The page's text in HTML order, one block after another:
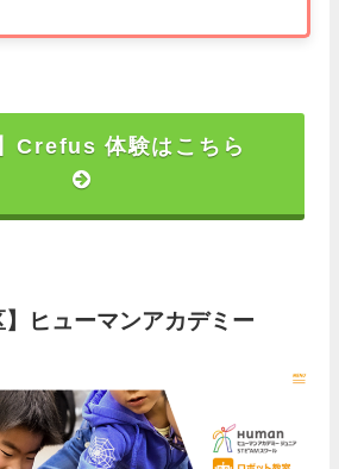
Crefus 体験はこちら
ヒューマンアカデミー